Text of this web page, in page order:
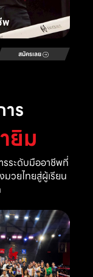
พ
สมัครเลย
ร
ยิม
รระดับมืออาชีพที่
วยไทยสู่ผู้เรียน